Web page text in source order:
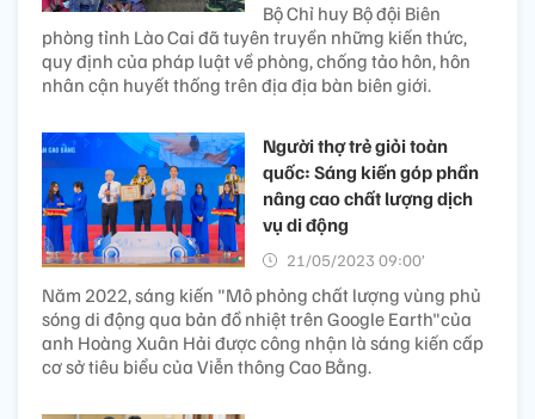
Bộ Chỉ huy Bộ đội Biên
phòng tỉnh Lào Cai đã tuyên truyền những kiến thức,
quy định của pháp luật về phòng, chống tảo hôn, hôn
nhân cận huyết thống trên địa địa bàn biên giới.
Người thợ trẻ giỏi toàn
quốc: Sáng kiến góp phần
nâng cao chất lượng dịch
vụ di động
21/05/2023 09:00’
Năm 2022, sáng kiến "Mô phỏng chất lượng vùng phủ
sóng di động qua bản đồ nhiệt trên Google Earth"của
anh Hoàng Xuân Hải được công nhận là sáng kiến cấp
cơ sở tiêu biểu của Viễn thông Cao Bằng.